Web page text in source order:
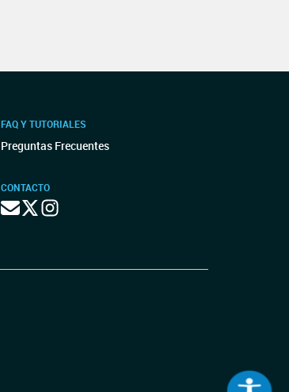
FAQ Y TUTORIALES
Preguntas Frecuentes
CONTACTO